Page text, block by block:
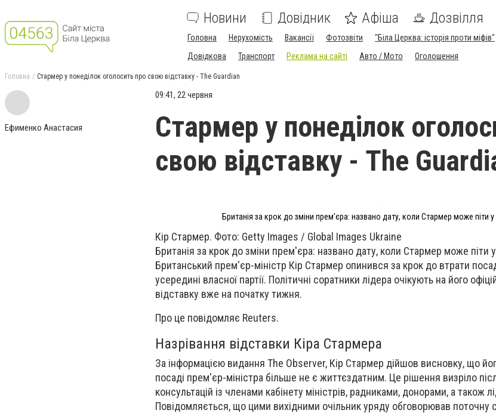
Новини Довідник Афіша Дозвілля
Головна Нерухомість Вакансії Фотозвіти "Біла Церква: історія проти міфів"
Довідкова
Транспорт Реклама на сайті Авто / Мото Оголошення
Головна Стармер у понеділок оголосить про свою відставку - The Guardian
Ефименко Анастасия
09:41, 22 червня
Стармер у понеділок
свою відставку - The
Британія за крок до зміни прем'єра: названо дату, коли Стармер може піти у
Кір Стармер. Фото: Getty Images / Global Images Ukraine
Британія за крок до зміни прем'єра: названо дату, коли Стармер може піти
Британський прем'єр-міністр Кір Стармер опинився за крок до втрати
усередині власної партії. Політичні соратники лідера очікують на його
відставку вже на початку тижня.
Про це повідомляє Reuters.
Назрівання відставки Кіра Стармера
За інформацією видання The Observer, Кір Стармер дійшов висновку, що
посаді прем'єр-міністра більше не є життєздатним. Це рішення визріло
консультацій із членами кабінету міністрів, радниками, донорами, а також
Повідомляється, що цими вихідними очільник уряду обговорював поточну